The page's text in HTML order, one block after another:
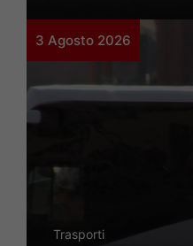
3 Agosto 2026
Trasporti